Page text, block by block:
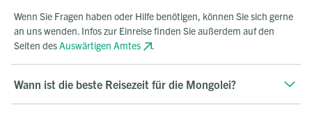
Wenn Sie Fragen haben oder Hilfe benötigen, können Sie sich gerne
an uns wenden. Infos zur Einreise finden Sie außerdem auf den
Seiten desAuswärtigen Amtes .
Wann ist die beste Reisezeit für die Mongolei?